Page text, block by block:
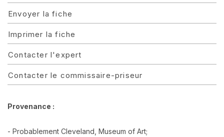
Envoyer la fiche
Imprimer la fiche
Contacter l'expert
Contacter le commissaire-priseur
Provenance :
- Probablement Cleveland, Museum of Art;